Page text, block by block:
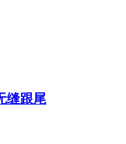
缝跟尾